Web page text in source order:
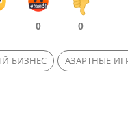
0 0
БИЗНЕС АЗАРТНЫЕ